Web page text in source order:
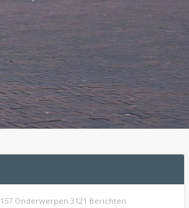
157 Onderwerpen 3121 Berichten